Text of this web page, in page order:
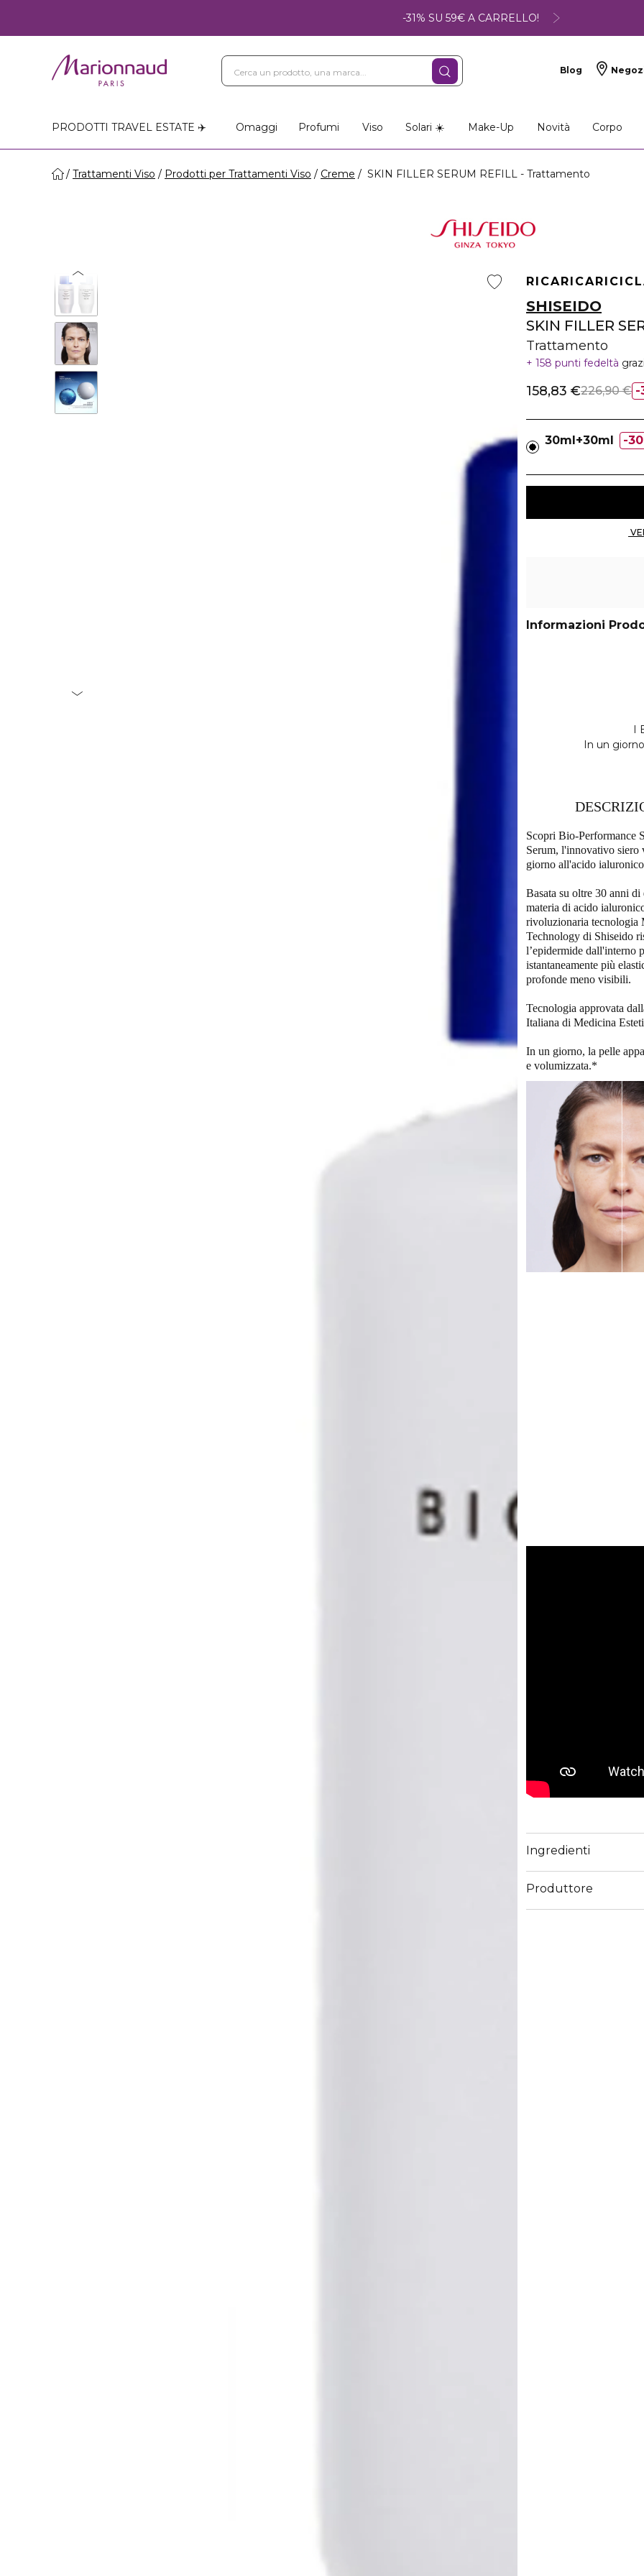
-31% SU 59€ A CARRELLO!
Blog
PRODOTTI TRAVEL ESTATE ✈️ Omaggi Profumi Viso Solari ☀️ Make-Up Novità Corpo
Trattamenti Viso Prodotti per Trattamenti Viso Creme SKIN FILLER SERUM REFILL - Trattamento
RICARICA
SHISEIDO
SKIN FILLER
Trattamento
158 punti fedeltà
158,83 €226,90 €
30ml+30ml
Informazioni
I
In un
Scopri Bio-Performance
Serum, l'innovativo siero
giorno all'acido
Basata su oltre 30 anni di
materia di acido
rivoluzionaria tecnologia
Technology di Shiseido
l’epidermide dall'interno
istantaneamente più
profonde meno visibili.
Tecnologia approvata
Italiana di Medicina
In un giorno, la pelle
e volumizzata.*
Ingredienti
Produttore